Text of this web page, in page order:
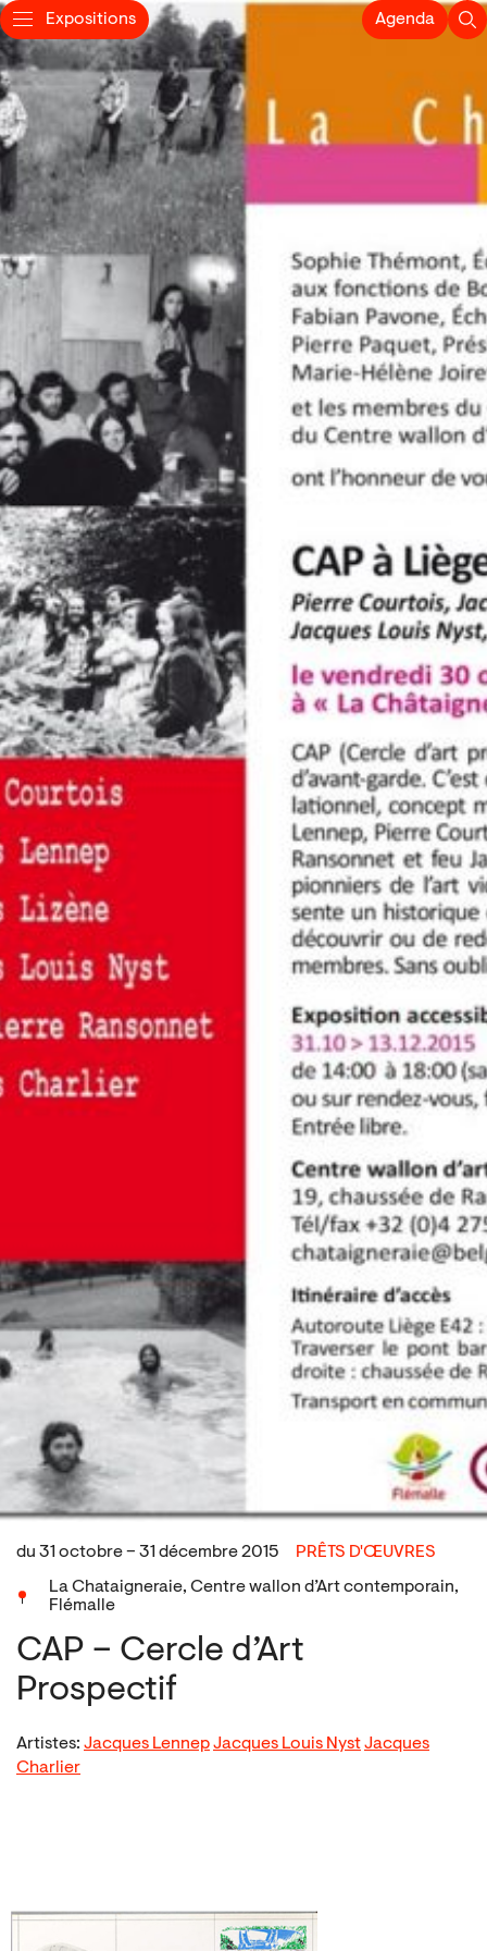
Expositions Agenda
du 31 octobre – 31 décembre 2015
PRÊTS D'ŒUVRES
La Chataigneraie, Centre wallon d’Art contemporain,
Flémalle
CAP – Cercle d’Art
Prospectif
Artistes: Jacques LennepJacques Louis NystJacques
Charlier